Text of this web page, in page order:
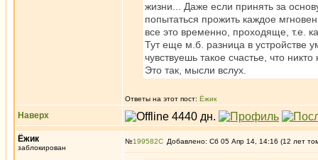
жизни... Даже если принять за
попытаться прожить каждое
все это временно, проходяще, т.е.
Тут еще м.б. разница в устройстве
чувствуешь такое счастье, что
Это так, мысли вслух.
Ответы на этот пост: Ёжик
Наверх
Ёжик
заблокирован
№199582 Добавлено: Сб 05 Апр 14, 14:16 (12 лет